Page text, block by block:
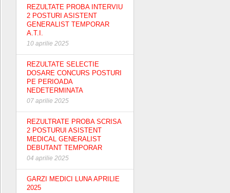
REZULTATE PROBA INTERVIU
2 POSTURI ASISTENT
GENERALIST TEMPORAR
A.T.I.
10 aprilie 2025
REZULTATE SELECTIE
DOSARE CONCURS POSTURI
PE PERIOADA
NEDETERMINATA
07 aprilie 2025
REZULTRATE PROBA SCRISA
2 POSTURUI ASISTENT
MEDICAL GENERALIST
DEBUTANT TEMPORAR
04 aprilie 2025
GARZI MEDICI LUNA APRILIE
2025